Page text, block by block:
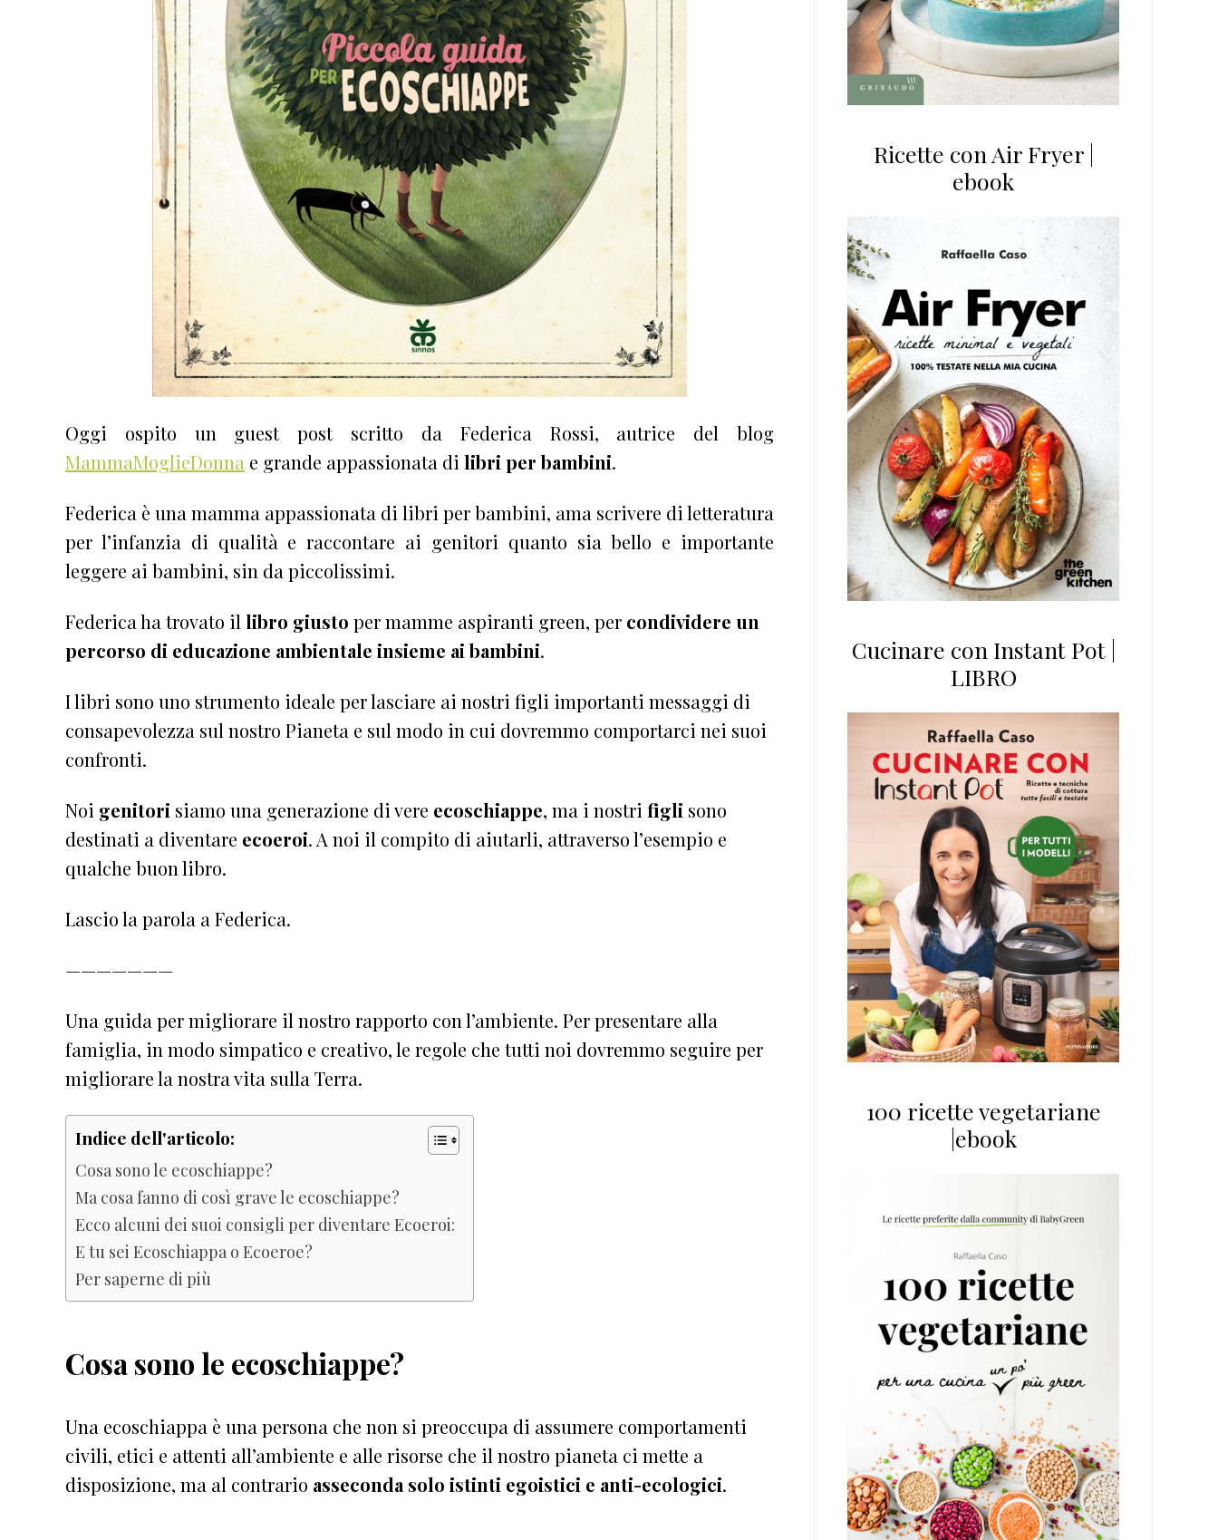
Oggi ospito un guest post scritto da Federica Rossi, autrice del blog
MammaMoglieDonna e grande appassionata di libri per bambini.
Federica è una mamma appassionata di libri per bambini, ama scrivere di letteratura
per l’infanzia di qualità e raccontare ai genitori quanto sia bello e importante
leggere ai bambini, sin da piccolissimi.
Federica ha trovato il libro giusto per mamme aspiranti green, per condividere un
percorso di educazione ambientale insieme ai bambini.
I libri sono uno strumento ideale per lasciare ai nostri figli importanti messaggi di
consapevolezza sul nostro Pianeta e sul modo in cui dovremmo comportarci nei suoi
confronti.
Noi genitori siamo una generazione di vere ecoschiappe, ma i nostri figli sono
destinati a diventare ecoeroi. A noi il compito di aiutarli, attraverso l’esempio e
qualche buon libro.
Lascio la parola a Federica.
———————
Una guida per migliorare il nostro rapporto con l’ambiente. Per presentare alla
famiglia, in modo simpatico e creativo, le regole che tutti noi dovremmo seguire per
migliorare la nostra vita sulla Terra.
Indice dell'articolo:
Cosa sono le ecoschiappe?
Ma cosa fanno di così grave le ecoschiappe?
Ecco alcuni dei suoi consigli per diventare Ecoeroi:
E tu sei Ecoschiappa o Ecoeroe?
Per saperne di più
Cosa sono le ecoschiappe?
Una ecoschiappa è una persona che non si preoccupa di assumere comportamenti
civili, etici e attenti all’ambiente e alle risorse che il nostro pianeta ci mette a
disposizione, ma al contrario asseconda solo istinti egoistici e anti-ecologici.
Ricette con Air Fryer |
ebook
Cucinare con Instant Pot |
LIBRO
100 ricette vegetariane
|ebook